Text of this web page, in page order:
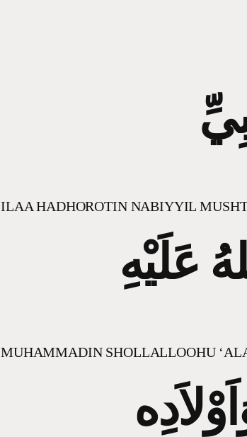
ILAA HADHOROTIN NABIYYIL
عَلَيْهِ
MUHAMMADIN SHOLLALLOOHU